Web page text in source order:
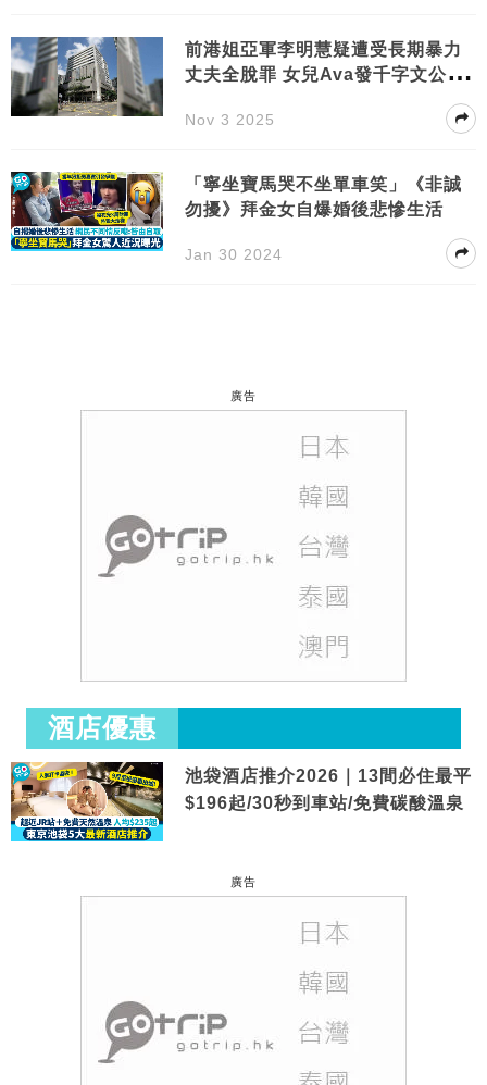
前港姐亞軍李明慧疑遭受長期暴力
丈夫全脫罪 女兒Ava發千字文公開
Nov 3 2025
「寧坐寶馬哭不坐單車笑」《非誠
勿擾》拜金女自爆婚後悲慘生活
Jan 30 2024
廣告
酒店優惠
池袋酒店推介2026｜13間必住最平
$196起/30秒到車站/免費碳酸溫泉
廣告